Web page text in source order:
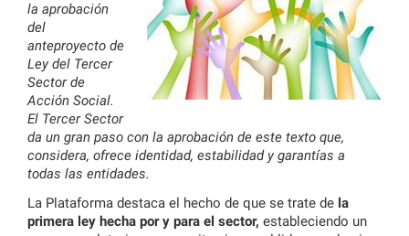
la aprobación
del
anteproyecto de
Ley del Tercer
Sector de
Acción Social.
El Tercer Sector
da un gran paso con la aprobación de este texto que,
considera, ofrece identidad, estabilidad y garantías a
todas las entidades.
La Plataforma destaca el hecho de que se trate de la
primera ley hecha por y para el sector, estableciendo un